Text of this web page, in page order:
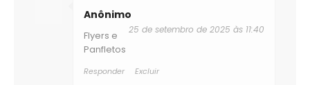
Anônimo
25 de setembro de 2025 às 11:40
Flyers e
Panfletos
Responder Excluir